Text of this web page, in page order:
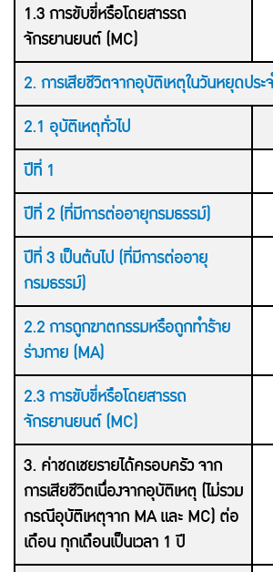
1.3 การขับขี่หรือโดยสารรถ
จักรยานยนต์ (MC)
2. การเสียชีวิตจากอุบัติเหตุในวันหยุดประ
2.1 อุบัติเหตุทั่วไป
ปีที่ 1
ปีที่ 2 (ที่มีการต่ออายุกรมธรรม์)
ปีที่ 3 เป็นต้นไป (ที่มีการต่ออายุ
กรมธรรม์)
2.2 การถูกฆาตกรรมหรือถูกทำร้าย
ร่างกาย (MA)
2.3 การขับขี่หรือโดยสารรถ
จักรยานยนต์ (MC)
3. ค่าชดเชยรายได้ครอบครัว จาก
การเสียชีวิตเนื่องจากอุบัติเหตุ (ไม่รวม
กรณีอุบัติเหตุจาก MA และ MC) ต่อ
เดือน ทุกเดือนเป็นเวลา 1 ปี